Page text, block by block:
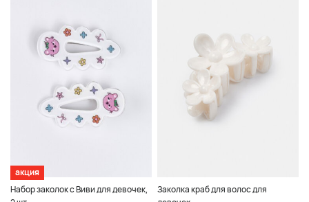
акция
Набор заколок с Виви для девочек,
Заколка краб для волос для